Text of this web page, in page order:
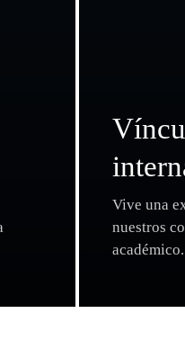
Vive una
nuestros
académico.